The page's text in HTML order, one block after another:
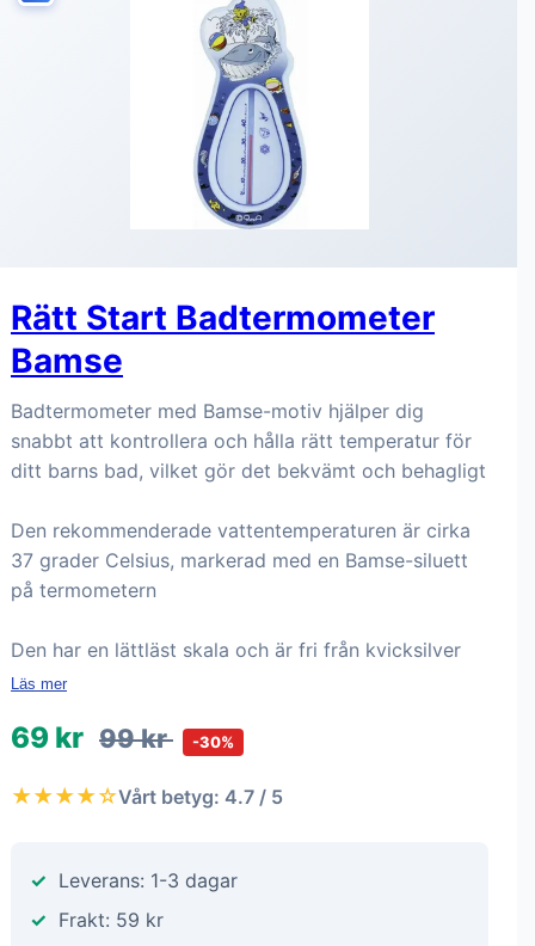
Rätt Start Badtermometer
Bamse
Badtermometer med Bamse-motiv hjälper dig
snabbt att kontrollera och hålla rätt temperatur för
ditt barns bad, vilket gör det bekvämt och behagligt
Den rekommenderade vattentemperaturen är cirka
37 grader Celsius, markerad med en Bamse-siluett
på termometern
Den har en lättläst skala och är fri från kvicksilver
Läs mer
69 kr 99 kr -30%
★★★★☆Vårt betyg: 4.7 / 5
Leverans: 1-3 dagar
Frakt: 59 kr